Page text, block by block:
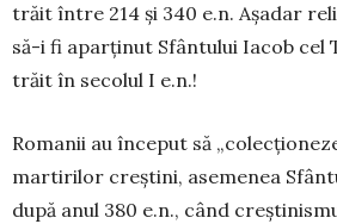
trăit între 214 şi 340 e.n. Aşadar
să-i fi aparţinut Sfân­tului Iacob cel
trăit în secolul I e.n.!
Romanii au început să
martirilor creş­tini, asemenea
după anul 380 e.n., când